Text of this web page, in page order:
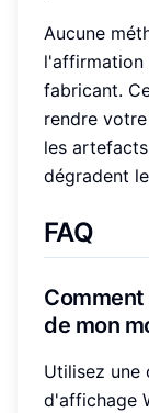
Aucune
l'affirmation
fabricant.
rendre
les
dégradent
FAQ
de mon
Utilisez une
d'affichage